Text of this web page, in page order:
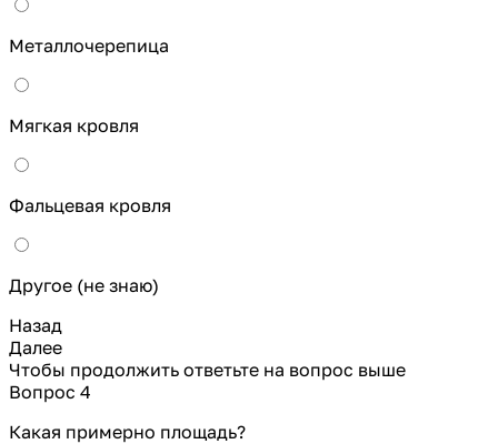
Металлочерепица
Мягкая кровля
Фальцевая кровля
Другое (не знаю)
Назад
Далее
Чтобы продолжить ответьте на вопрос выше
Вопрос 4
Какая примерно площадь?